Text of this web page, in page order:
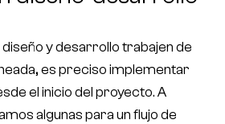
y desarrollo trabajen de
es preciso implementar
el inicio del proyecto. A
algunas para un flujo de